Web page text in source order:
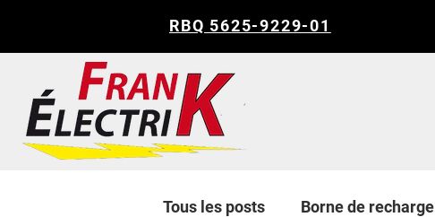
RBQ 5625-9229-01
Tous les posts Borne de recharge